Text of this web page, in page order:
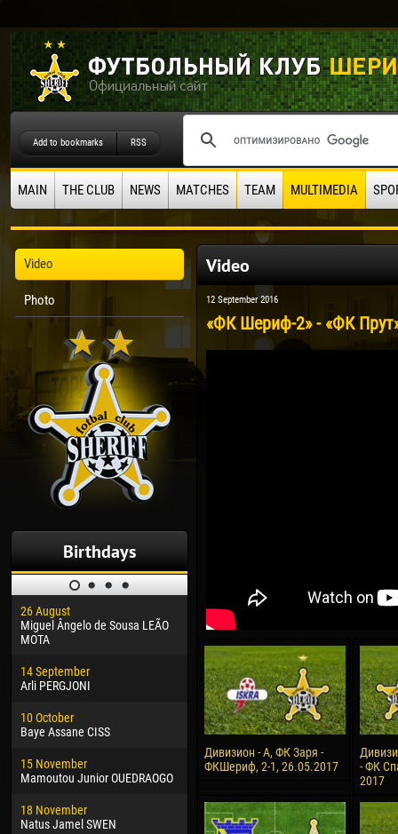
Add to bookmarks RSS
MAIN THE CLUB NEWS MATCHES TEAM MULTIMEDIA
Video
Photo
Birthdays
26 August
Miguel Ângelo de Sousa LEÃO
MOTA
14 September
Arli PERGJONI
10 October
Baye Assane CISS
15 November
Mamoutou Junior OUEDRAOGO
18 November
Natus Jamel SWEN
30 January
Dhoraso Moreo KLAS
24 February
Vladislav COSTIN
02 March
Veaceslav COZMA
09 March
Emmanuel AFETSE
Jayder Moreno ASPRILLA
04
13
24
15
Video
12 September 2016
«ФК Шериф-2» - «ФК
Дивизион - А, ФК Заря -
ФКШериф, 2-1, 26.05.2017
- ФК
2017